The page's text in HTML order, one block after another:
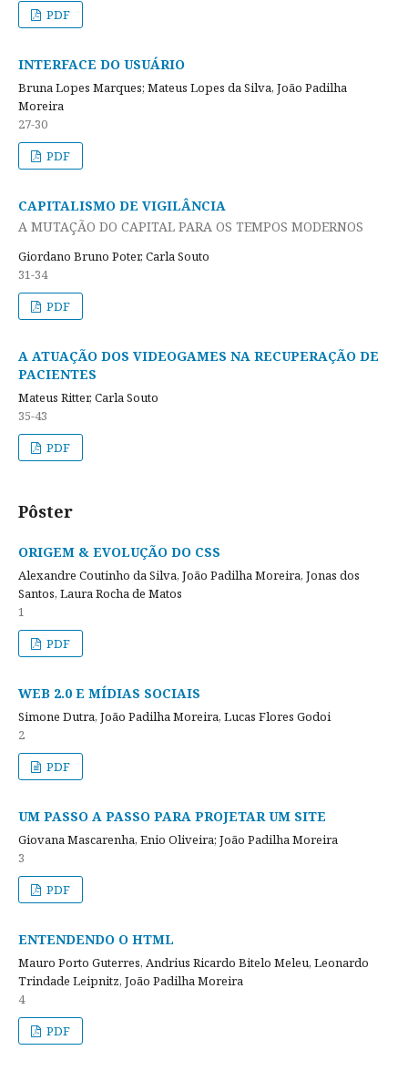
PDF
INTERFACE DO USUÁRIO
Bruna Lopes Marques; Mateus Lopes da Silva, João Padilha
Moreira
27-30
PDF
CAPITALISMO DE VIGILÂNCIA
A MUTAÇÃO DO CAPITAL PARA OS TEMPOS MODERNOS
Giordano Bruno Poter, Carla Souto
31-34
PDF
A ATUAÇÃO DOS VIDEOGAMES NA RECUPERAÇÃO DE
PACIENTES
Mateus Ritter, Carla Souto
35-43
PDF
Pôster
ORIGEM & EVOLUÇÃO DO CSS
Alexandre Coutinho da Silva, João Padilha Moreira, Jonas dos
Santos, Laura Rocha de Matos
1
PDF
WEB 2.0 E MÍDIAS SOCIAIS
Simone Dutra, João Padilha Moreira, Lucas Flores Godoi
2
PDF
UM PASSO A PASSO PARA PROJETAR UM SITE
Giovana Mascarenha, Enio Oliveira; João Padilha Moreira
3
PDF
ENTENDENDO O HTML
Mauro Porto Guterres, Andrius Ricardo Bitelo Meleu, Leonardo
Trindade Leipnitz, João Padilha Moreira
4
PDF